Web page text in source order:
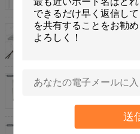
送
61Lプラスチックの
28kHzを形成します
高い発電のハンド
っき表面の仕上げ
40kHzデジタルの